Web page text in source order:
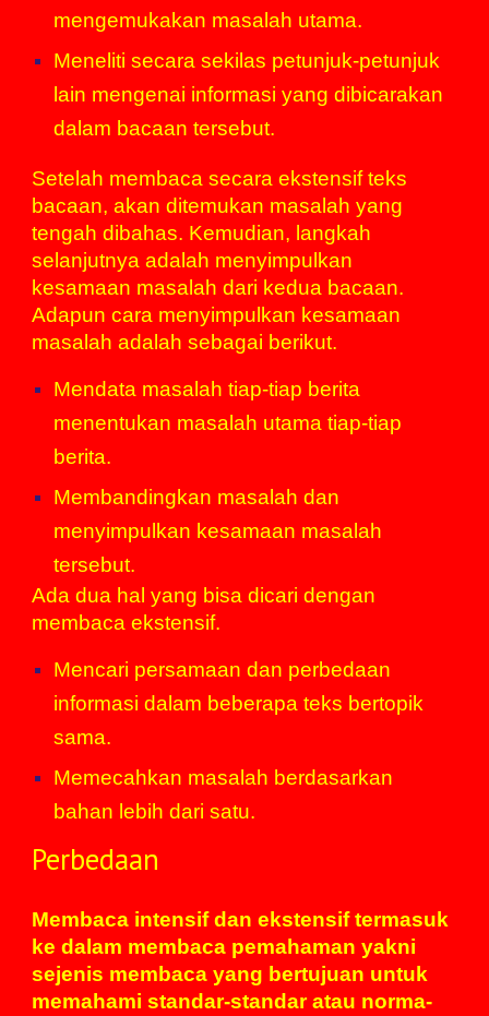
mengemukakan masalah utama.
Meneliti secara sekilas petunjuk-petunjuk
lain mengenai informasi yang dibicarakan
dalam bacaan tersebut.
Setelah membaca secara ekstensif teks
bacaan, akan ditemukan masalah yang
tengah dibahas. Kemudian, langkah
selanjutnya adalah menyimpulkan
kesamaan masalah dari kedua bacaan.
Adapun cara menyimpulkan kesamaan
masalah adalah sebagai berikut.
Mendata masalah tiap-tiap berita
menentukan masalah utama tiap-tiap
berita.
Membandingkan masalah dan
menyimpulkan kesamaan masalah
tersebut.
Ada dua hal yang bisa dicari dengan
membaca ekstensif.
Mencari persamaan dan perbedaan
informasi dalam beberapa teks bertopik
sama.
Memecahkan masalah berdasarkan
bahan lebihdari satu.
Perbedaan
Membaca intensif dan ekstensif termasuk
ke dalam membaca pemahaman yakni
sejenis membaca yang bertujuan untuk
memahami standar-standar atau norma-